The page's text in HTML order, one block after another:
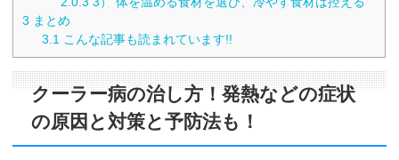
3 まとめ
3.1 こんな記事も読まれています!!
クーラー病の治し方！発熱などの症状
の原因と対策と予防法も！